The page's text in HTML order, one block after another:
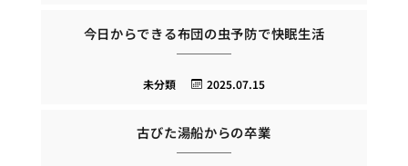
今日からできる布団の虫予防で快眠生活
2025.07.15
未分類
古びた湯船からの卒業